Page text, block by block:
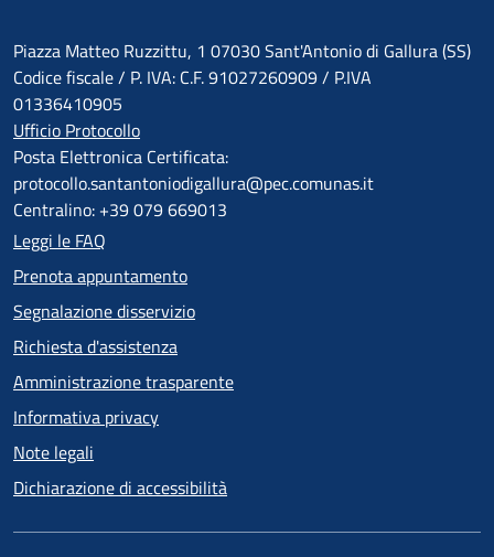
Piazza Matteo Ruzzittu, 1 07030 Sant'Antonio di Gallura (SS)
Codice fiscale / P. IVA: C.F. 91027260909 / P.IVA
01336410905
Ufficio Protocollo
Posta Elettronica Certificata:
protocollo.santantoniodigallura@pec.comunas.it
Centralino: +39 079 669013
Leggi le FAQ
Prenota appuntamento
Segnalazione disservizio
Richiesta d'assistenza
Amministrazione trasparente
Informativa privacy
Note legali
Dichiarazione di accessibilità